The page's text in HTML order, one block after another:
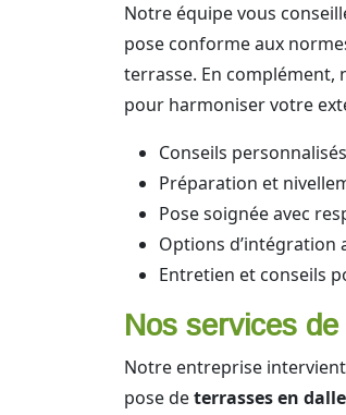
Notre équipe vous
pose conforme aux
terrasse. En complément,
pour harmoniser votre
Conseils
Préparation et
Pose soignée avec
Options d’intégration
Entretien et conseils
Nos services
Notre entreprise
pose deterrasses en